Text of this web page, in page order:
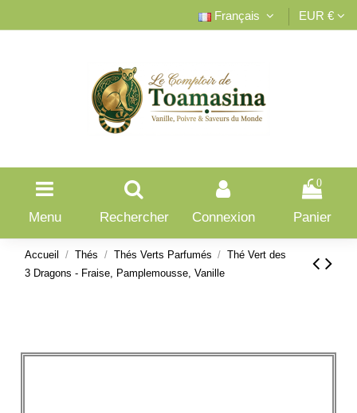
Français EUR €
Menu Rechercher Connexion
0
Panier
Accueil Thés Thés Verts Parfumés
Thé Vert des
3 Dragons - Fraise, Pamplemousse, Vanille